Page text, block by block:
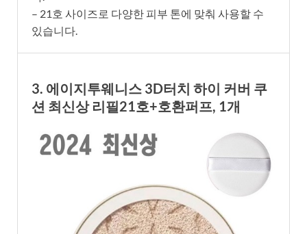
– 21호 사이즈로 다양한 피부 톤에 맞춰 사용할 수
있습니다.
3. 에이지투웨니스 3D터치 하이 커버 쿠
션 최신상 리필21호+호환퍼프, 1개